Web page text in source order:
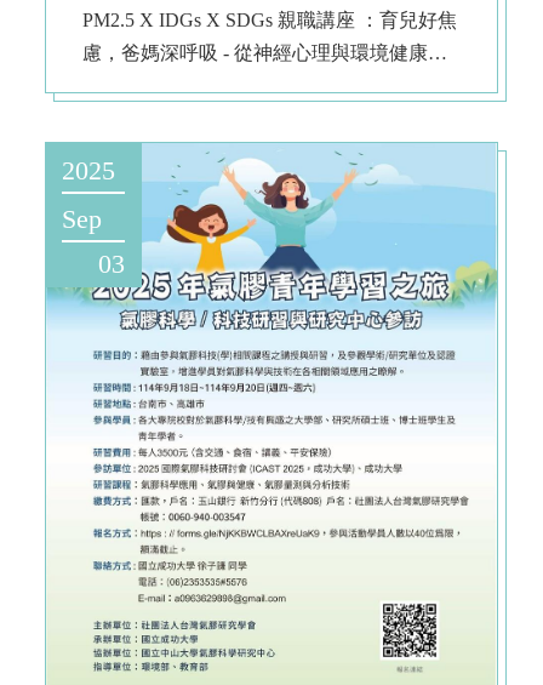
PM2.5 X IDGs X SDGs 親職講座 ：育兒好焦
慮，爸媽深呼吸 - 從神經心理與環境健康觀
2025
Sep
03